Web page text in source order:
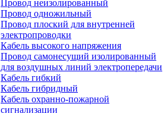
Провод неизолированный
Провод одножильный
Провод плоский для внутренней
электропроводки
Кабель высокого напряжения
Провод самонесущий изолированный
для воздушных линий электропередачи
Кабель гибкий
Кабель гибридный
Кабель охранно-пожарной
сигнализации